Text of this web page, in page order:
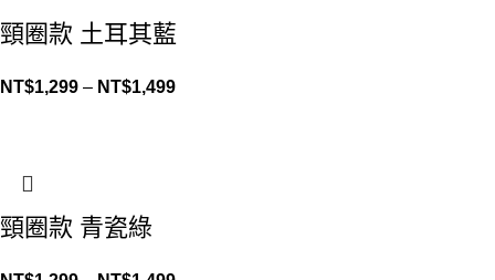
頸圈款 土耳其藍
NT$1,299 – NT$1,499
頸圈款 青瓷綠